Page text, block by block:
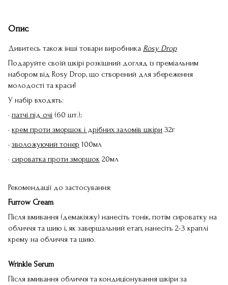
Опис
Дивитесь також інші товари виробника Rosy Drop
Подаруйте своїй шкірі розкішний догляд із преміальним
набором від Rosy Drop, що створений для збереження
молодості та краси!
У набір входять:
• патчі під очі (60 шт.);
• крем проти зморшок і дрібних заломів шкіри 32г
• зволожуючий тонер 100мл
• сироватка проти зморшок 20мл
Рекомендації до застосування:
Furrow Cream
Після вмивання (демакіяжу) нанесіть тонік, потім сироватку на
обличчя та шию і, як завершальний етап, нанесіть 2-3 краплі
крему на обличчя та шию.
Wrinkle Serum
Після вмивання обличчя та кондиціонування шкіри за